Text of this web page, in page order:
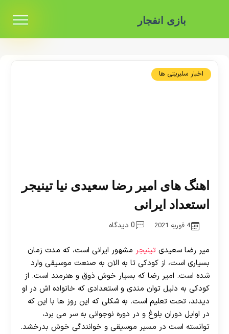
بازی انفجار
اخبار سلبریتی ها
اهنگ های امیر رضا سعیدی نیا تینیجر
استعداد ایرانی
4 فوریه 2021 0 دیدگاه
میر رضا سعیدی تینیجر مشهور ایرانی است، که مدت زمان
بسیاری است، از کودکی تا به الان به صنعت موسیقی وارد
شده است. امیر رضا که بسیار خوش ذوق و هنرمند است. از
کودکی به دلیل توان مندی و استعدادی که خانواده اش در او
دیدند، تحت تعلیم است. به شکلی که این روز ها با این که
در اوایل دوران بلوغ و در دوره نوجوانی به سر می برد،
توانسته است در مسیر موسیقی و خوانندگی خوش بدرخشد.